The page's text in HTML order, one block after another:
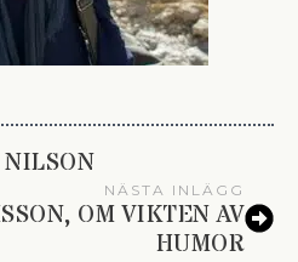
NÄSTA INLÄGG
OM VIKTEN AV
HUMOR